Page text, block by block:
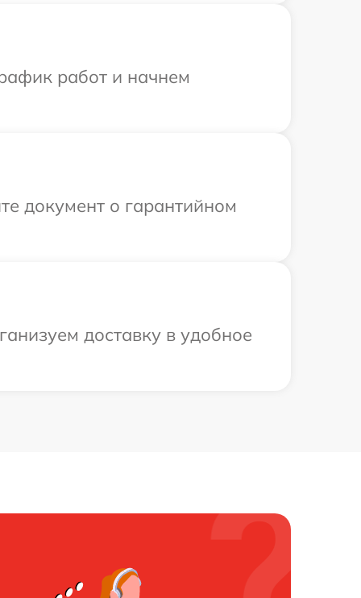
работ и начнем
документ о гарантийном
доставку в удобное